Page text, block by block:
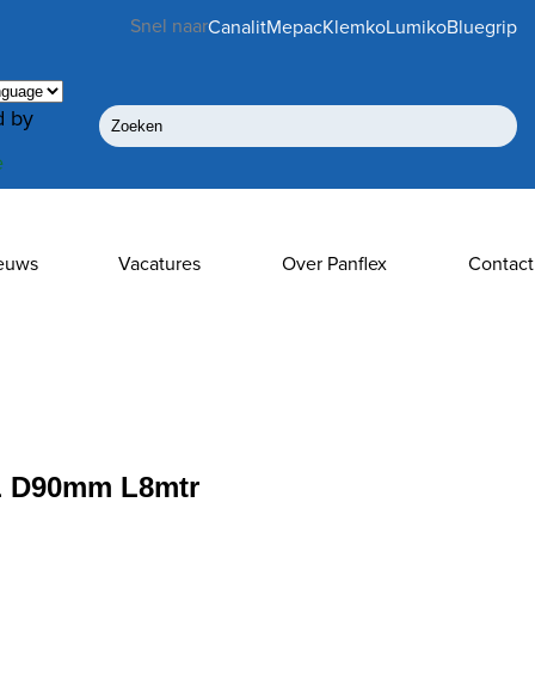
Snel naarCanalitMepacKlemkoLumikoBluegrip
by
Vacatures Over Panflex Contact
L8mtr